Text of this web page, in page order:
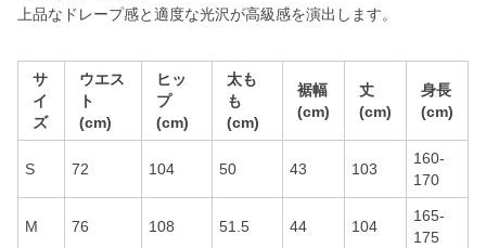
上品なドレープ感と適度な光沢が高級感を演出します。
サ
イ
ズ
ウエス
ト
(cm)
ヒッ
プ
(cm)
太も
も
(cm)
裾幅
(cm)
丈
(cm)
身長
(cm)
S 72 104 50 43 103
160-
170
M 76 108 51.5 44 104
165-
175